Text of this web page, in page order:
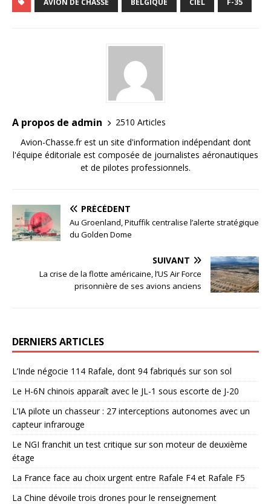
A propos de admin
2510 Articles
Avion-Chasse.fr est un site d'information indépendant dont
l'équipe éditoriale est composée de journalistes aéronautiques
et de pilotes professionnels.
PRÉCÉDENT
Au Groenland, Pituffik centralise l’alerte stratégique
du Golden Dome
SUIVANT
La crise de la flotte américaine, l’US Air Force
prisonnière de ses avions anciens
DERNIERS ARTICLES
L’Inde négocie 114 Rafale, dont 94 fabriqués sur son sol
Le H-6N chinois apparaît avec le JL-1 sous escorte de J-20
L’IA pilote un chasseur : 27 interceptions autonomes avec un
capteur infrarouge
Le NGI franchit un test critique sur son moteur de deuxième
étage
La France face au choix urgent entre Rafale F4 et Rafale F5
La Chine dévoile trois drones pour le renseignement